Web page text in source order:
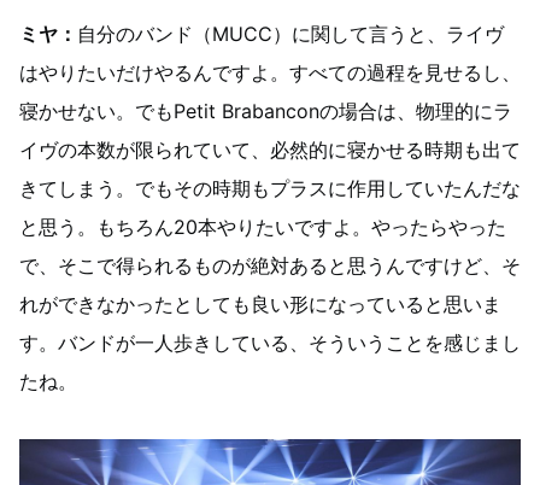
ミヤ： 自分のバンド（MUCC）に関して言うと、ライヴ
はやりたいだけやるんですよ。すべての過程を見せるし、
寝かせない。でもPetit Brabanconの場合は、物理的にラ
イヴの本数が限られていて、必然的に寝かせる時期も出て
きてしまう。でもその時期もプラスに作用していたんだな
と思う。もちろん20本やりたいですよ。やったらやった
で、そこで得られるものが絶対あると思うんですけど、そ
れができなかったとしても良い形になっていると思いま
す。バンドが一人歩きしている、そういうことを感じまし
たね。